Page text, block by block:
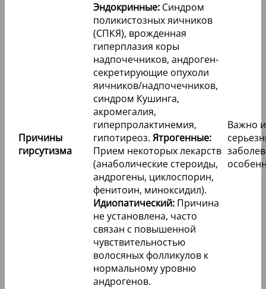
Причины
гирсутизма
Эндокринные: Синдром
поликистозных яичников
(СПКЯ), врожденная
гиперплазия коры
надпочечников, андроген-
секретирующие опухоли
яичников/надпочечников,
синдром Кушинга,
акромегалия,
гиперпролактинемия,
гипотиреоз. Ятрогенные:
Прием некоторых лекарств
(анаболические стероиды,
андрогены, циклоспорин,
фенитоин, миноксидил).
Идиопатический: Причина
не установлена, часто
связан с повышенной
чувствительностью
волосяных фолликулов к
нормальному уровню
андрогенов.
Важно